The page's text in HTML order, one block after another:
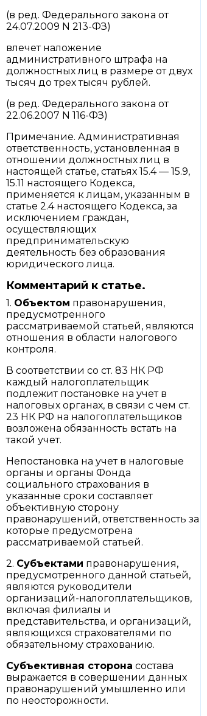
(в ред. Федерального закона от
24.07.2009 N 213-ФЗ)
влечет наложение
административного штрафа на
должностных лиц в размере от двух
тысяч до трех тысяч рублей.
(в ред. Федерального закона от
22.06.2007 N 116-ФЗ)
Примечание. Административная
ответственность, установленная в
отношении должностных лиц в
настоящей статье, статьях 15.4 — 15.9,
15.11 настоящего Кодекса,
применяется к лицам, указанным в
статье 2.4 настоящего Кодекса, за
исключением граждан,
осуществляющих
предпринимательскую
деятельность без образования
юридического лица.
Комментарий к статье.
1. Объектом правонарушения,
предусмотренного
рассматриваемой статьей, являются
отношения в области налогового
контроля.
В соответствии со ст. 83 НК РФ
каждый налогоплательщик
подлежит постановке на учет в
налоговых органах, в связи с чем ст.
23 НК РФ на налогоплательщиков
возложена обязанность встать на
такой учет.
Непостановка на учет в налоговые
органы и органы Фонда
социального страхования в
указанные сроки составляет
объективную сторону
правонарушений, ответственность за
которые предусмотрена
рассматриваемой статьей.
2. Субъектами правонарушения,
предусмотренного данной статьей,
являются руководители
организаций-налогоплательщиков,
включая филиалы и
представительства, и организаций,
являющихся страхователями по
обязательному страхованию.
Субъективная сторона состава
выражается в совершении данных
правонарушений умышленно или
по неосторожности.